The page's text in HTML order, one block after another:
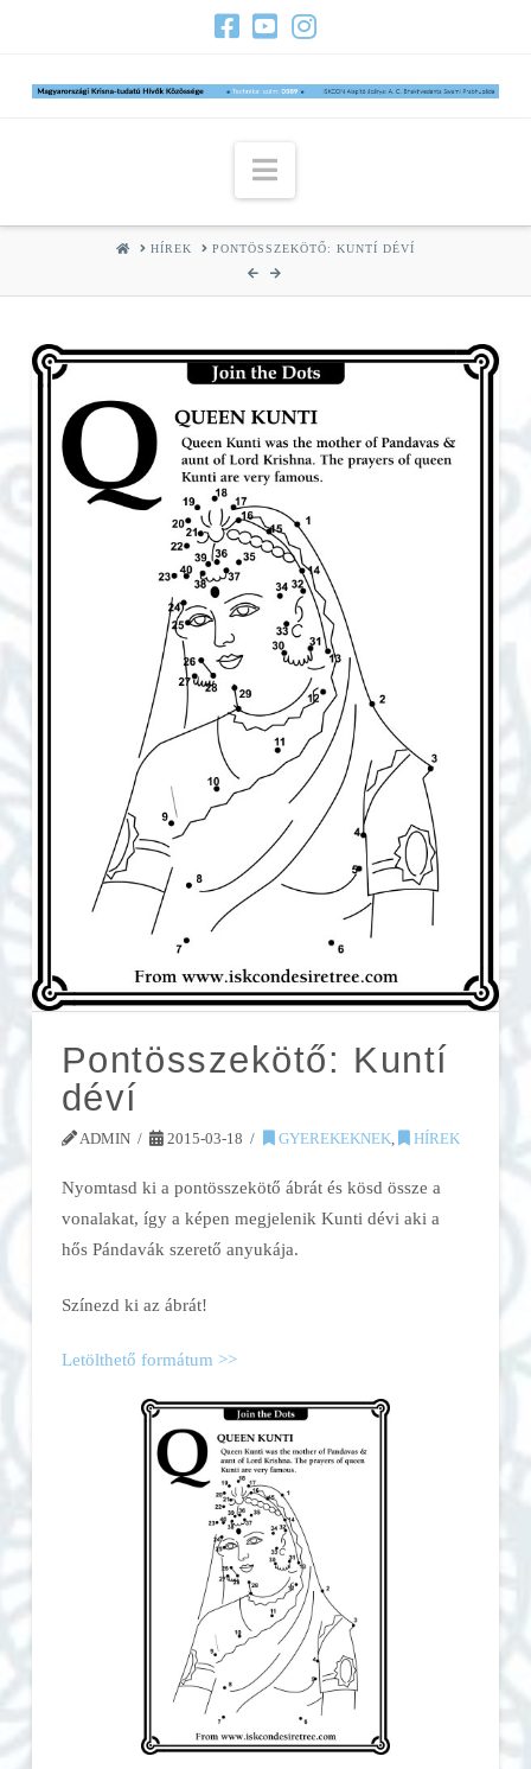
Navigation
HOMEHÍREK PONTÖSSZEKÖTŐ: KUNTÍ DÉVÍ
Pontösszekötő: Kuntí
déví
ADMIN 2015-03-18 GYEREKEKNEK, HÍREK
Nyomtasd ki a pontösszekötő ábrát és kösd össze a
vonalakat, így a képen megjelenik Kunti dévi aki a
hős Pándavák szerető anyukája.
Színezd ki az ábrát!
Letölthető formátum >>